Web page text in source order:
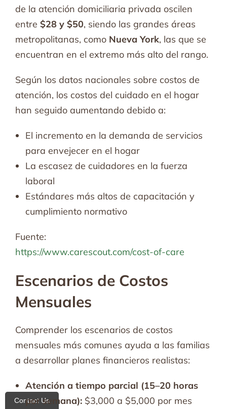
de la atención domiciliaria privada oscilen
entre $28 y $50, siendo las grandes áreas
metropolitanas, como Nueva York, las que se
encuentran en el extremo más alto del rango.
Según los datos nacionales sobre costos de
atención, los costos del cuidado en el hogar
han seguido aumentando debido a:
El incremento en la demanda de servicios
para envejecer en el hogar
La escasez de cuidadores en la fuerza
laboral
Estándares más altos de capacitación y
cumplimiento normativo
Fuente:
https://www.carescout.com/cost-of-care
Escenarios de Costos
Mensuales
Comprender los escenarios de costos
mensuales más comunes ayuda a las familias
a desarrollar planes financieros realistas:
Atención a tiempo parcial (15–20 horas
por semana): $3,000 a $5,000 por mes
Contact Us